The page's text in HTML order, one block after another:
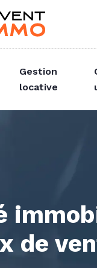
Gestion
locative
de